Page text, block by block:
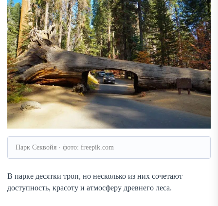
Парк Секвойя · фото: freepik.com
В парке десятки троп, но несколько из них сочетают
доступность, красоту и атмосферу древнего леса.